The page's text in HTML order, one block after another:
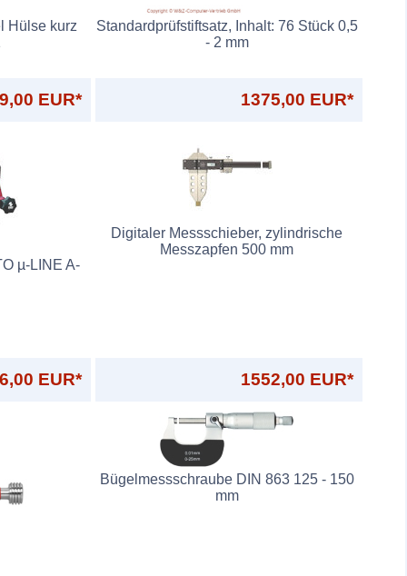
Hülse kurz
EUR*
Standardprüfstiftsatz, Inhalt: 76 Stück 0,5
- 2 mm
1375,00 EUR*
µ-LINE A-
EUR*
Digitaler Messschieber, zylindrische
Messzapfen 500 mm
1552,00 EUR*
Bügelmessschraube DIN 863 125 - 150
mm